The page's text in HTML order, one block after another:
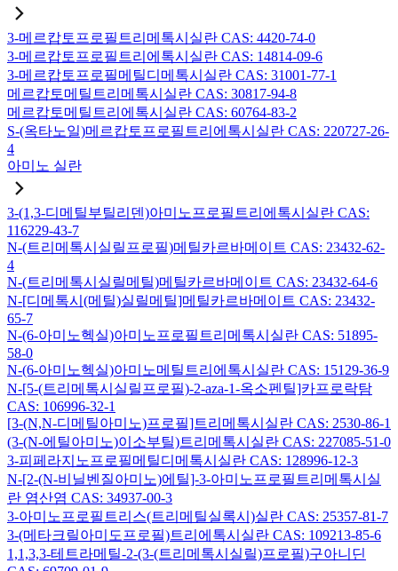
3-메르캅토프로필트리메톡시실란 CAS: 4420-74-0
3-메르캅토프로필트리에톡시실란 CAS: 14814-09-6
3-메르캅토프로필메틸디메톡시실란 CAS: 31001-77-1
메르캅토메틸트리메톡시실란 CAS: 30817-94-8
메르캅토메틸트리에톡시실란 CAS: 60764-83-2
S-(옥타노일)메르캅토프로필트리에톡시실란 CAS: 220727-26-
4
아미노 실란
3-(1,3-디메틸부틸리덴)아미노프로필트리에톡시실란 CAS:
116229-43-7
N-(트리메톡시실릴프로필)메틸카르바메이트 CAS: 23432-62-
4
N-(트리메톡시실릴메틸)메틸카르바메이트 CAS: 23432-64-6
N-[디메톡시(메틸)실릴메틸]메틸카르바메이트 CAS: 23432-
65-7
N-(6-아미노헥실)아미노프로필트리메톡시실란 CAS: 51895-
58-0
N-(6-아미노헥실)아미노메틸트리에톡시실란 CAS: 15129-36-9
N-[5-(트리메톡시실릴프로필)-2-aza-1-옥소펜틸]카프로락탐
CAS: 106996-32-1
[3-(N,N-디메틸아미노)프로필]트리메톡시실란 CAS: 2530-86-1
(3-(N-에틸아미노)이소부틸)트리메톡시실란 CAS: 227085-51-0
3-피페라지노프로필메틸디메톡시실란 CAS: 128996-12-3
N-[2-(N-비닐벤질아미노)에틸]-3-아미노프로필트리메톡시실
란 염산염 CAS: 34937-00-3
3-아미노프로필트리스(트리메틸실록시)실란 CAS: 25357-81-7
3-(메타크릴아미도프로필)트리에톡시실란 CAS: 109213-85-6
1,1,3,3-테트라메틸-2-(3-(트리메톡시실릴)프로필)구아니딘